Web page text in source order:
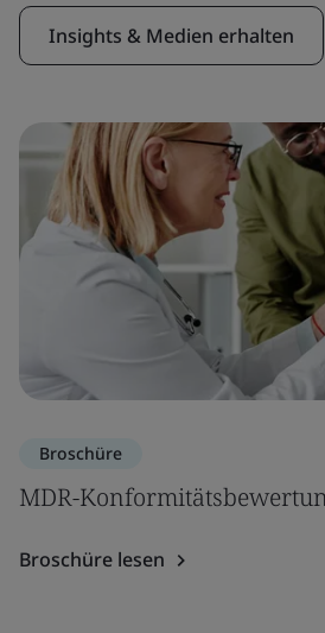
Insights & Medien erhalten
Broschüre
MDR-
Broschüre lesen